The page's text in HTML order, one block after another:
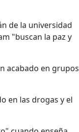
de la universidad
"buscan la paz y
acabado en grupos
en las drogas y el